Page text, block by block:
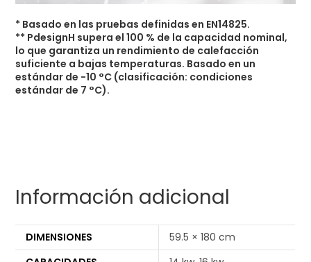
* Basado en las pruebas definidas en EN14825.
** PdesignH supera el 100 % de la capacidad nominal,
lo que garantiza un rendimiento de calefacción
suficiente a bajas temperaturas. Basado en un
estándar de -10 °C (clasificación: condiciones
estándar de 7 °C).
Información adicional
DIMENSIONES
59.5 × 180 cm